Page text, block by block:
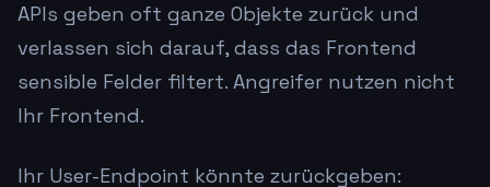
APIs geben oft ganze Objekte zurück und
verlassen sich darauf, dass das Frontend
sensible Felder filtert. Angreifer nutzen nicht
Ihr Frontend.
Ihr User-Endpoint könnte zurückgeben: